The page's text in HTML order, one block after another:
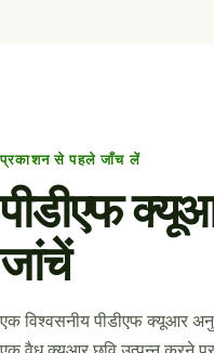
प्रकाशन से पहले जाँच लें
पीडीएफ
जांचें
एक विश्वसनीय पीडीएफ क्यूआर